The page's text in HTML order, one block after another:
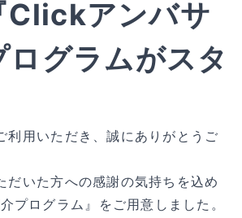
Clickアンバサ
ログラムがスタ
用いただき、誠にありがとうご
いた方への感謝の気持ちを込め
プログラム』をご用意しました。